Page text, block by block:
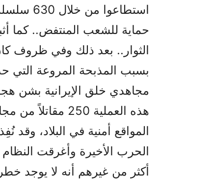
حماية للشعب المنتفض.. كما
الثوار.. بعد ذلك وفي ظروف
بسبب المذبحة المروعة التي
مجاهدي خلق الإيرانية بشن
هذه العملية
المواقع أمنية في البلاد،
الحرب الأخيرة وأغرقت
أكثر من غيرهم أنه لا يوجد